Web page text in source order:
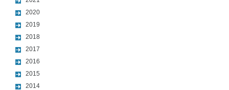
2020
2019
2018
2017
2016
2015
2014